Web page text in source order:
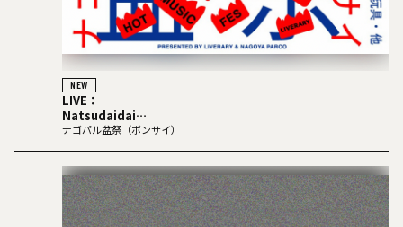
NEW
LIVE：
Natsudaidai
鬼の右腕
DJ：
TOMMY（BOY）
MOOLA（YANGGAO）
ナゴパル盆祭（ボンサイ）